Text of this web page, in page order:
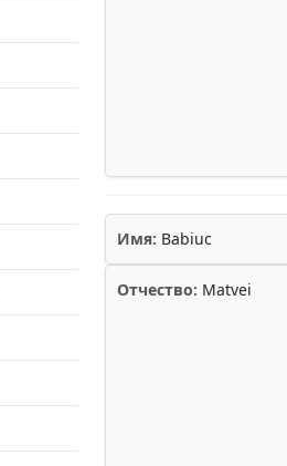
Имя: Babiuc
Отчество: Matvei